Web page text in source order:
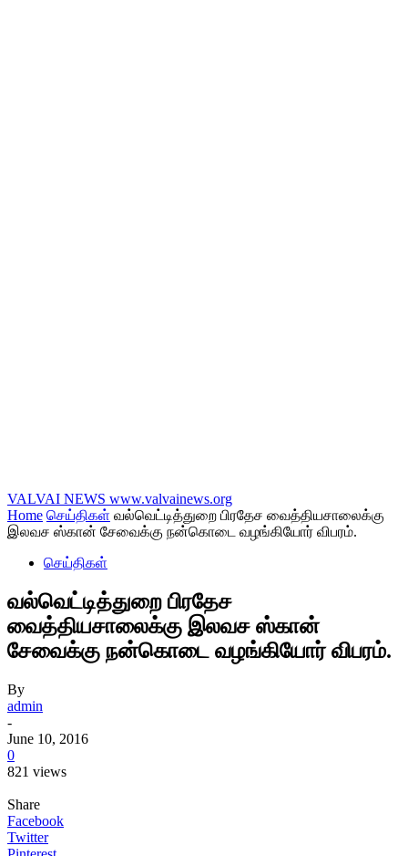
VALVAI NEWS www.valvainews.org
Home செய்திகள் வல்வெட்டித்துறை பிரதேச வைத்தியசாலைக்கு
இலவச ஸ்கான் சேவைக்கு நன்கொடை வழங்கியோர் விபரம்.
செய்திகள்
வல்வெட்டித்துறை பிரதேச
வைத்தியசாலைக்கு இலவச ஸ்கான்
சேவைக்கு நன்கொடை வழங்கியோர் விபரம்.
By
admin
-
June 10, 2016
0
821 views
Share
Facebook
Twitter